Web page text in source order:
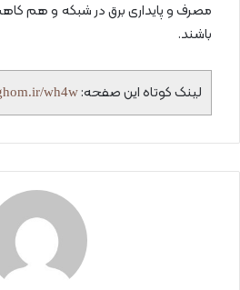
مصرف و پایداری برق در شبکه و هم
باشند.
لینک کوتاه این صفحه: wh4w